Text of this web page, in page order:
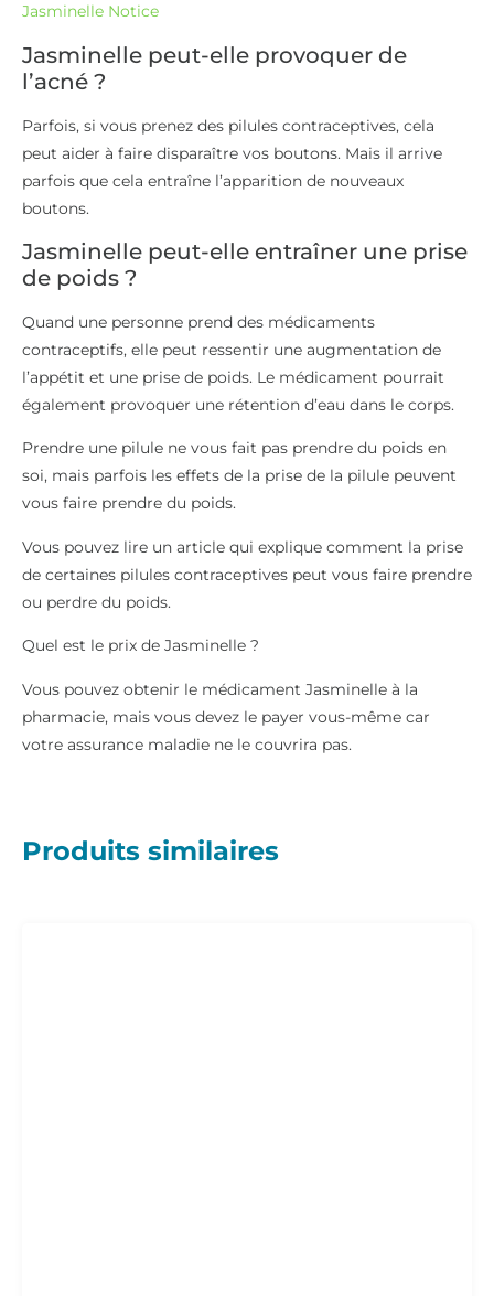
Jasminelle Notice
Jasminelle peut-elle provoquer de
l’acné ?
Parfois, si vous prenez des pilules contraceptives, cela
peut aider à faire disparaître vos boutons. Mais il arrive
parfois que cela entraîne l’apparition de nouveaux
boutons.
Jasminelle peut-elle entraîner une prise
de poids ?
Quand une personne prend des médicaments
contraceptifs, elle peut ressentir une augmentation de
l’appétit et une prise de poids. Le médicament pourrait
également provoquer une rétention d’eau dans le corps.
Prendre une pilule ne vous fait pas prendre du poids en
soi, mais parfois les effets de la prise de la pilule peuvent
vous faire prendre du poids.
Vous pouvez lire un article qui explique comment la prise
de certaines pilules contraceptives peut vous faire prendre
ou perdre du poids.
Quel est le prix de Jasminelle ?
Vous pouvez obtenir le médicament Jasminelle à la
pharmacie, mais vous devez le payer vous-même car
votre assurance maladie ne le couvrira pas.
Produits similaires